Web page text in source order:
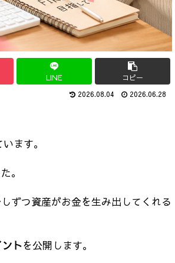
LINE
コピー
2026.08.04
2026.06.28
ます。
。
ずつ資産がお金を生み出してくれる
トを公開します。